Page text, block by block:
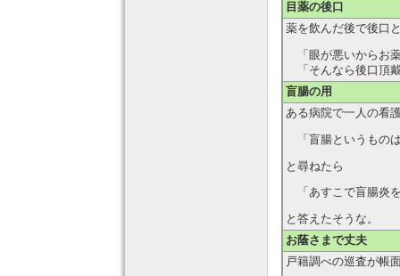
目薬の後口
薬を飲んだ後で後口
「眼が悪いからお
「そんなら後口頂
盲腸の用
ある病院で一人の看
「盲腸というもの
と尋ねたら
「あすこで盲腸炎
と答えたそうな。
お蔭さまで丈夫
戸籍調べの巡査が帳